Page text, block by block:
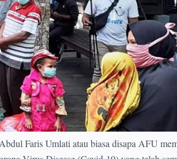
Faris Umlati atau biasa disapa AFU